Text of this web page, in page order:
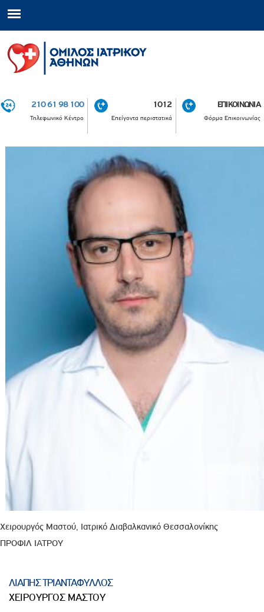
210 61 98 100
Τηλεφωνικό Κέντρο
1012
Επείγοντα περιστατικά
ΕΠΙΚΟΙΝΩΝΙΑ
Φόρμα Επικοινωνίας
Χειρουργός Μαστού, Ιατρικό Διαβαλκανικό Θεσσαλονίκης
ΠΡΟΦΙΛ ΙΑΤΡΟΥ
ΛΙΑΠΗΣ ΤΡΙΑΝΤΑΦΥΛΛΟΣ
ΧΕΙΡΟΥΡΓΟΣ ΜΑΣΤΟΥ